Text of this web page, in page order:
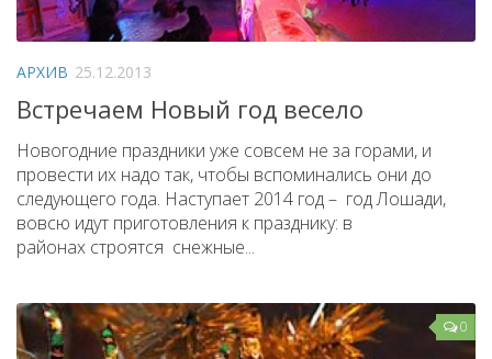
Творческие коллективы и артисты
Забайкальский народный хор «Семейские янтари»
Группа «Лаккитон»
Валико Гаспарян
Ирина Шагдурова
Сергей Плотников
Интернет-приемная
АРХИВ 25.12.2013
Встречаем Новый год весело
Новогодние праздники уже совсем не за горами, и
провести их надо так, чтобы вспоминались они до
следующего года. Наступает 2014 год – год Лошади,
вовсю идут приготовления к празднику: в
районах строятся снежные...
0